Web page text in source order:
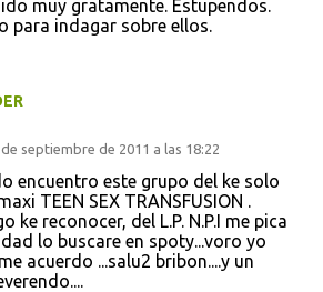
muy gratamente. Estupendos.
para indagar sobre ellos.
de septiembre de 2011 a las 18:22
encuentro este grupo del ke solo
TEEN SEX TRANSFUSION .
ke reconocer, del L.P. N.P.I me pica
lo buscare en spoty...voro yo
acuerdo ...salu2 bribon....y un